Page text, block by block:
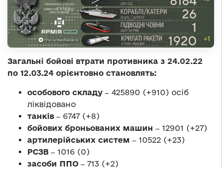
Загальні бойові втрати противника з 24.02.22
по 12.03.24 орієнтовно становлять:
особового складу ‒ 425890 (+910) осіб
ліквідовано
танків ‒ 6747 (+8)
бойових броньованих машин ‒ 12901 (+27)
артилерійських систем ‒ 10522 (+23)
РСЗВ ‒ 1016 (0)
засоби ППО ‒ 713 (+2)